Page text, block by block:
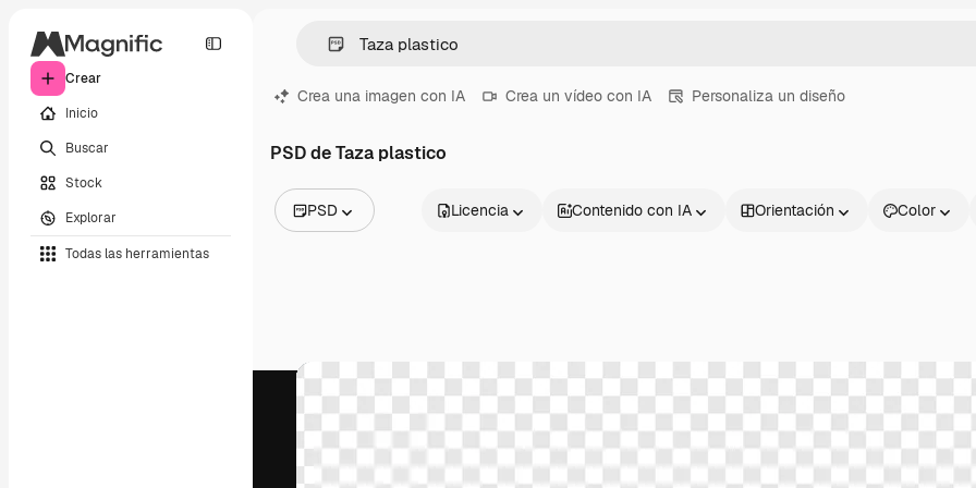
Crear
Inicio
Buscar
Stock
Explorar
Todas las herramientas
Crea una imagen con IA Crea un vídeo con IA Personaliza un diseño
PSD de Taza plastico
PSD
Vídeos
Iconos
Modelos 3D
Fuentes
Licencia Contenido con IA Orientación Color
Información útil